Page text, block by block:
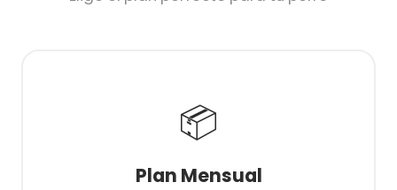
📦
Plan Mensual